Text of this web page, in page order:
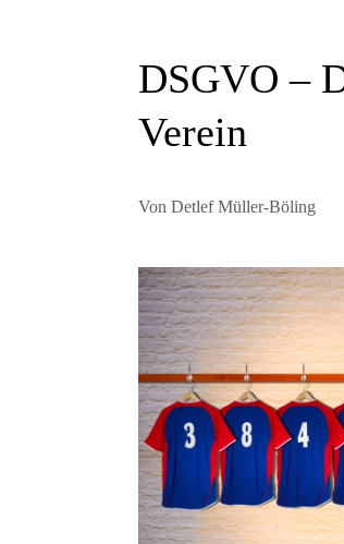
DSGVO –
Verein
Von Detlef Müller-Böling